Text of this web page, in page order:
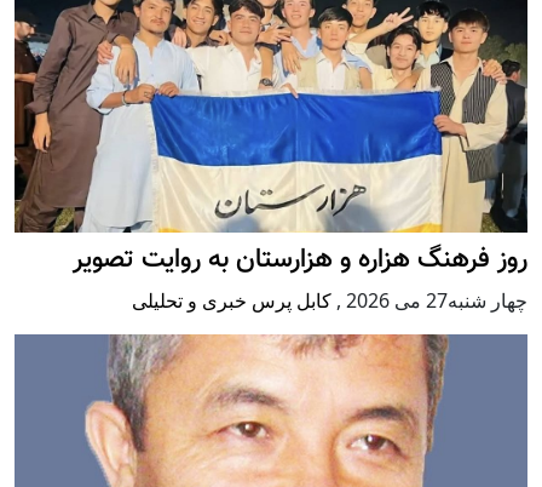
روز فرهنگ هزاره و هزارستان به روایت تصویر
چهار شنبه27 می 2026 , کابل پرس خبری و تحلیلی